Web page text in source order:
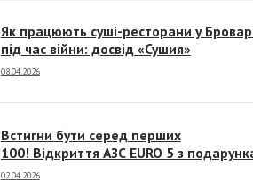
Як працюють суші-ресторани у
під час війни: досвід «Сушия»
08.04.2026
Встигни бути серед перших
100! Відкриття АЗС EURO 5 з
та суперцінами
02.04.2026